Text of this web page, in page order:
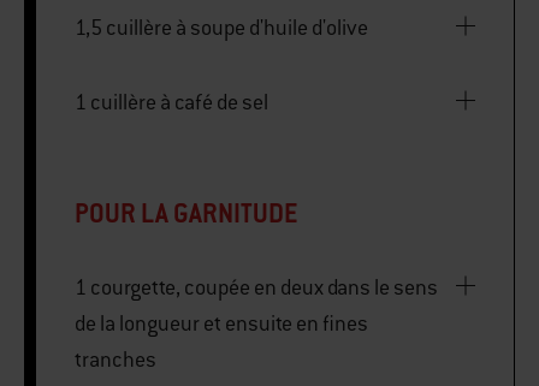
1,5 cuillère à soupe d'huile d'olive
1 cuillère à café de sel
POUR LA GARNITUDE
1 courgette, coupée en deux dans le sens
de la longueur et ensuite en fines
tranches